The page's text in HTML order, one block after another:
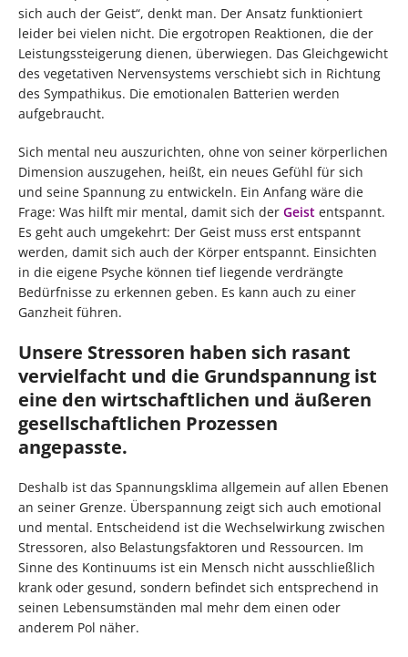
sich auch der Geist“, denkt man. Der Ansatz funktioniert
leider bei vielen nicht. Die ergotropen Reaktionen, die der
Leistungssteigerung dienen, überwiegen. Das Gleichgewicht
des vegetativen Nervensystems verschiebt sich in Richtung
des Sympathikus. Die emotionalen Batterien werden
aufgebraucht.
Sich mental neu auszurichten, ohne von seiner körperlichen
Dimension auszugehen, heißt, ein neues Gefühl für sich
und seine Spannung zu entwickeln. Ein Anfang wäre die
Frage: Was hilft mir mental, damit sich der Geist entspannt.
Es geht auch umgekehrt: Der Geist muss erst entspannt
werden, damit sich auch der Körper entspannt. Einsichten
in die eigene Psyche können tief liegende verdrängte
Bedürfnisse zu erkennen geben. Es kann auch zu einer
Ganzheit führen.
Unsere Stressoren haben sich rasant
vervielfacht und die Grundspannung ist
eine den wirtschaftlichen und äußeren
gesellschaftlichen Prozessen
angepasste.
Deshalb ist das Spannungsklima allgemein auf allen Ebenen
an seiner Grenze. Überspannung zeigt sich auch emotional
und mental. Entscheidend ist die Wechselwirkung zwischen
Stressoren, also Belastungsfaktoren und Ressourcen. Im
Sinne des Kontinuums ist ein Mensch nicht ausschließlich
krank oder gesund, sondern befindet sich entsprechend in
seinen Lebensumständen mal mehr dem einen oder
anderem Pol näher.